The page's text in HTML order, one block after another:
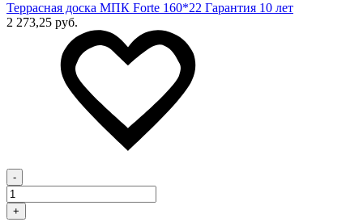
Террасная доска МПК Forte 160*22 Гарантия 10 лет
2 273,25 руб.
-
+